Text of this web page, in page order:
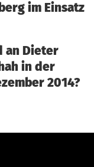
im Einsatz
an Dieter
in der
2014?